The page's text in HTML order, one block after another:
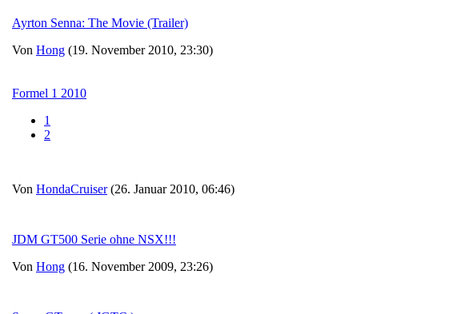
Ayrton Senna: The Movie (Trailer)
Von Hong (19. November 2010, 23:30)
Formel 1 2010
1
2
Von HondaCruiser(26. Januar 2010, 06:46)
JDM GT500 Serie ohne NSX!!!
Von Hong (16. November 2009, 23:26)